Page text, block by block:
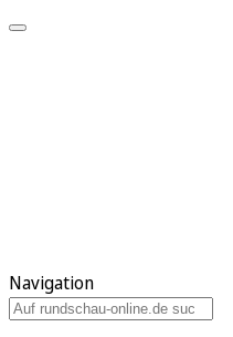
Navigation